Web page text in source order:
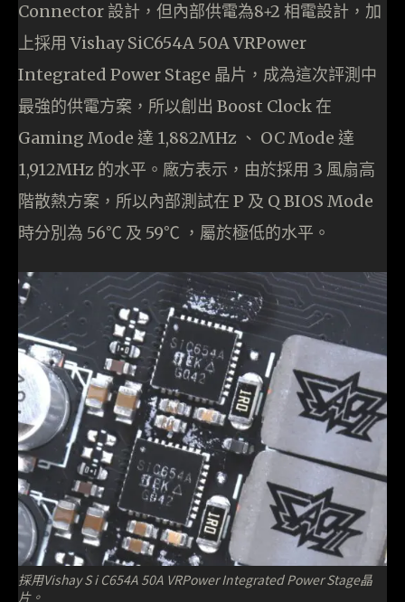
Connector 設計，但內部供電為8+2 相電設計，加
上採用 Vishay SiC654A 50A VRPower
Integrated Power Stage 晶片，成為這次評測中
最強的供電方案，所以創出 Boost Clock 在
Gaming Mode 達 1,882MHz 、 OC Mode 達
1,912MHz 的水平。廠方表示，由於採用 3 風扇高
階散熱方案，所以內部測試在 P 及 Q BIOS Mode
時分別為 56℃ 及 59℃ ，屬於極低的水平。
採用Vishay S i C654A 50A VRPower Integrated Power Stage晶
片。